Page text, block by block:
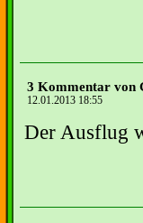
3 Kommentar von
12.01.2013 18:55
Der Ausflug